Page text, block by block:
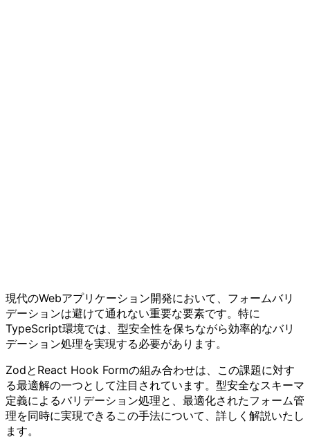
現代のWebアプリケーション開発において、フォームバリ
デーションは避けて通れない重要な要素です。特に
TypeScript環境では、型安全性を保ちながら効率的なバリ
デーション処理を実現する必要があります。
ZodとReact Hook Formの組み合わせは、この課題に対す
る最適解の一つとして注目されています。型安全なスキーマ
定義によるバリデーション処理と、最適化されたフォーム管
理を同時に実現できるこの手法について、詳しく解説いたし
ます。